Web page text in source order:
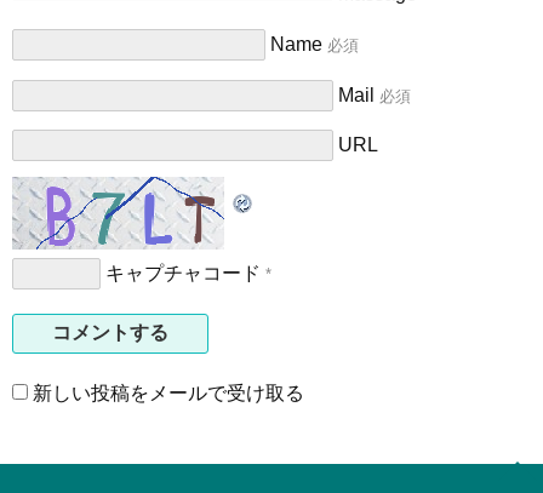
Name 必須
Mail 必須
URL
キャプチャコード *
新しい投稿をメールで受け取る